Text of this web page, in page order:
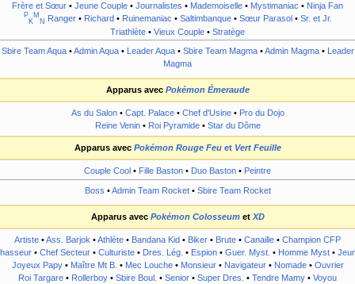
Frère et Sœur • Jeune Couple • Journalistes • Mademoiselle • Mystimaniac • Ninja Fan
P
K
M
N Ranger• Richard • Ruinemaniac • Saltimbanque• Sœur Parasol • Sr. et Jr.
Triathlète • Vieux Couple • Stratège
Sbire Team Aqua•Admin Aqua• Leader Aqua• Sbire Team Magma•Admin Magma• Leader
Magma
Apparus avec Pokémon Émeraude
As du Salon• Capt. Palace• Chef d'Usine• Pro du Dojo
Reine Venin• Roi Pyramide• Star du Dôme
Apparus avec Pokémon Rouge Feuet Vert Feuille
Couple Cool • Fille Baston • Duo Baston • Peintre
Boss •Admin Team Rocket• Sbire Team Rocket
Apparus avec Pokémon ColosseumetXD
Artiste •Ass. Barjok •Athlète • Bandana Kid • Biker • Brute • Canaille • Champion CFP
• Chef Secteur • Culturiste • Dres. Lég. • Espion • Guer. Myst. • Homme Myst •
Joyeux Papy• Maître Mt B. • Mec Louche• Monsieur• Navigateur• Nomade• Ouvrier
Roi Targare • Rollerboy • Sbire Boul. • Senior • Super Dres. • Tendre Mamy • Voyou